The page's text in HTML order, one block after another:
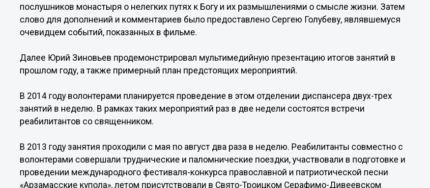
послушников монастыря о нелегких путях к Богу и их размышлениями о смысле жизни. Затем
слово для дополнений и комментариев было предоставлено Сергею Голубеву, являвшемуся
очевидцем событий, показанных в фильме.
Далее Юрий Зиновьев продемонстрировал мультимедийную презентацию итогов занятий в
прошлом году, а также примерный план предстоящих мероприятий.
В 2014 году волонтерами планируется проведение в этом отделении диспансера двух-трех
занятий в неделю. В рамках таких мероприятий раз в две недели состоятся встречи
реабилитантов со священником.
В 2013 году занятия проходили с мая по август два раза в неделю. Реабилитанты совместно с
волонтерами совершали труднические и паломнические поездки, участвовали в подготовке и
проведении международного фестиваля-конкурса православной и патриотической песни
«Арзамасские купола», летом присутствовали в Свято-Троицком Серафимо-Дивеевском